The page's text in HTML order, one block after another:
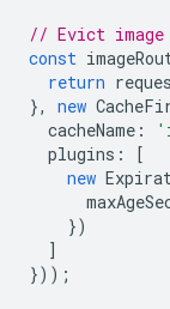
// Evict
const
return
},
new
cacheName :
plugins :
[
new
})
]
}));